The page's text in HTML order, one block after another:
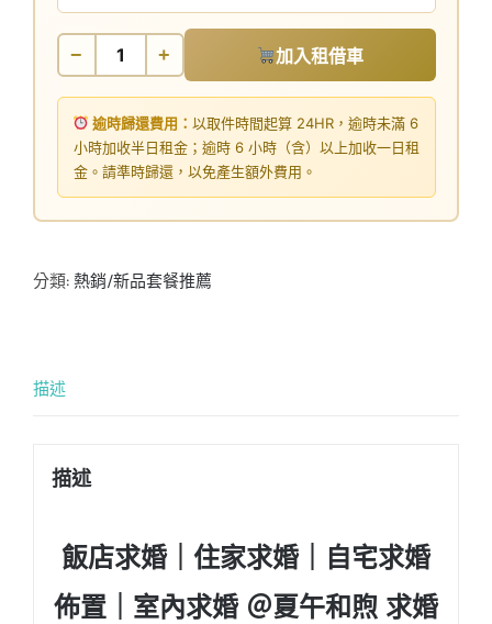
− + 加入租借車
逾時歸還費用：以取件時間起算 24HR，逾時未滿 6
小時加收半日租金；逾時 6 小時（含）以上加收一日租
金。請準時歸還，以免產生額外費用。
分類: 熱銷/新品套餐推薦
描述
描述
飯店求婚｜住家求婚｜自宅求婚
佈置｜室內求婚 ＠夏午和煦 求婚